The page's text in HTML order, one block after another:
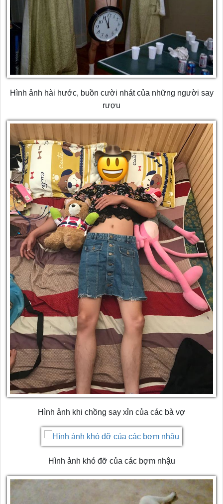
Hình ảnh hài hước, buồn cười nhát của những người say
rượu
Hình ảnh khi chồng say xỉn của các bà vợ
Hình ảnh khó đỡ của các bợm nhậu